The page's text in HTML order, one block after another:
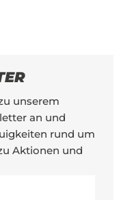
unserem
an und
rund um
Aktionen und